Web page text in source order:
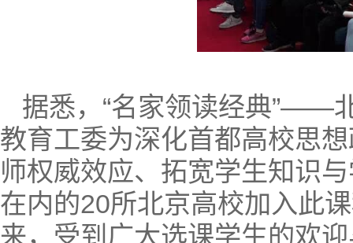
据悉，“名家领读经典”——
教育工委为深化首都高校思
师权威效应、拓宽学生知识
在内的20所北京高校加入此
来，受到广大选课学生的欢